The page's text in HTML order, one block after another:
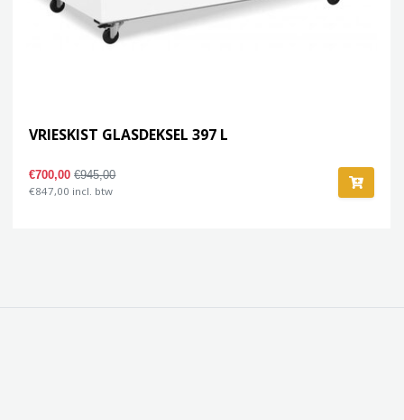
VRIESKIST GLASDEKSEL 397 L
€700,00€945,00
€847,00 incl. btw